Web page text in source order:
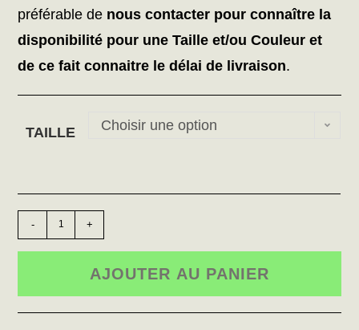
préférable de nous contacter pour connaître la
disponibilité pour une Taille et/ou Couleur et
de ce fait connaitre le délai de livraison.
TAILLE Choisir une option
- +
AJOUTER AU PANIER